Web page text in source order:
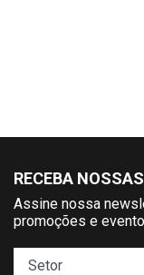
RECEBA
Assine nossa
promoções e